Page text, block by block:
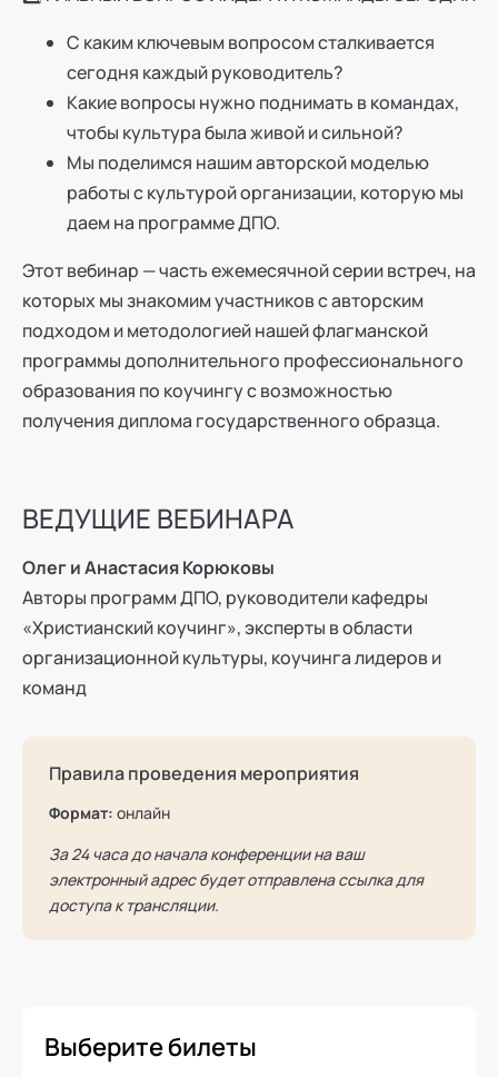
С каким ключевым вопросом сталкивается
сегодня каждый руководитель?
Какие вопросы нужно поднимать в командах,
чтобы культура была живой и сильной?
Мы поделимся нашим авторской моделью
работы с культурой организации, которую мы
даем на программе ДПО.
Этот вебинар — часть ежемесячной серии встреч, на
которых мы знакомим участников с авторским
подходом и методологией нашей флагманской
программы дополнительного профессионального
образования по коучингу с возможностью
получения диплома государственного образца.
ВЕДУЩИЕ ВЕБИНАРА
Олег и Анастасия Корюковы
Авторы программ ДПО, руководители кафедры
«Христианский коучинг», эксперты в области
организационной культуры, коучинга лидеров и
команд
Правила проведения мероприятия
Формат: онлайн
За 24 часа до начала конференции на ваш
электронный адрес будет отправлена ссылка для
доступа к трансляции.
Выберите билеты